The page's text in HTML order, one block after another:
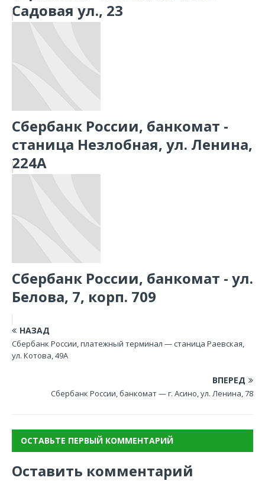
Садовая ул., 23
Сбербанк России, банкомат -
станица Незлобная, ул. Ленина,
224А
Сбербанк России, банкомат - ул.
Белова, 7, корп. 709
НАЗАД
Сбербанк России, платежный терминал — станица Раевская,
ул. Котова, 49А
ВПЕРЕД
Сбербанк России, банкомат — г. Асино, ул. Ленина, 78
ОСТАВЬТЕ ПЕРВЫЙ КОММЕНТАРИЙ
Оставить комментарий